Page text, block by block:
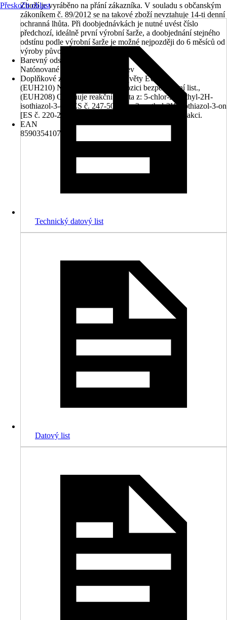
Zboží je vyráběno na přání zákazníka. V souladu s občanským
zákoníkem č. 89/2012 se na takové zboží nevztahuje 14-ti denní
ochranná lhůta. Při doobjednávkách je nutné uvést číslo
předchozí, ideálně první výrobní šarže, a doobjednání stejného
odstínu podle výrobní šarže je možné nejpozději do 6 měsíců od
výroby původní šarže.
Barevný odstín
Natónované v centru míchání barev
Doplňkové znaky nebezpečnosti (věty EUH)
(EUH210) Na vyžádání je k dispozici bezpečnostní list.,
(EUH208) Obsahuje reakční hmota z: 5-chlor-2-methyl-2H-
isothiazol-3-on [ES č. 247-500-7] a 2-methyl-2H-isothiazol-3-on
[ES č. 220-239-6] (3:1). Může vyvolat alergickou reakci.
EAN
8590354107873
Přeskočit oblast
Technický datový list
Datový list